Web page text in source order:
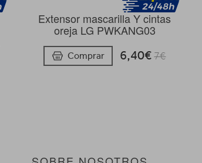
Extensor mascarilla Y cintas
oreja LG PWKANG03
Comprar 6,40€7€